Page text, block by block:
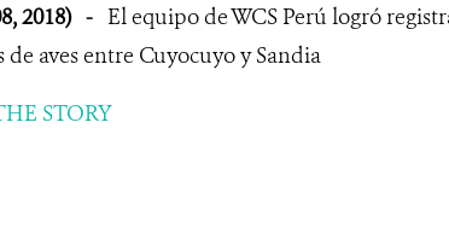
2018) - El equipo de WCS Perú logró
de aves entre Cuyocuyo y Sandia
STORY